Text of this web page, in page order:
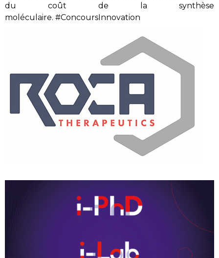
du coût de la synthèse
moléculaire. #ConcoursInnovation